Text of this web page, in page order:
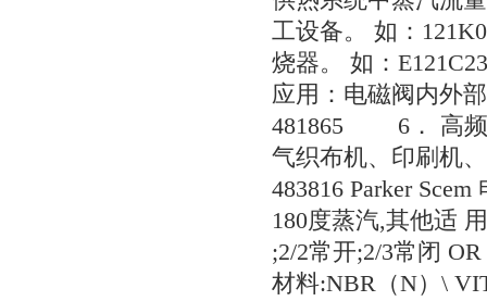
工设备。 如：
烧器。 如：
应用：电磁阀内外
481865 6． 高频
气织布机、印刷机
483816 Parker
180度蒸汽,其他适
;2/2常开;2/3常闭
材料:NBR（N）\